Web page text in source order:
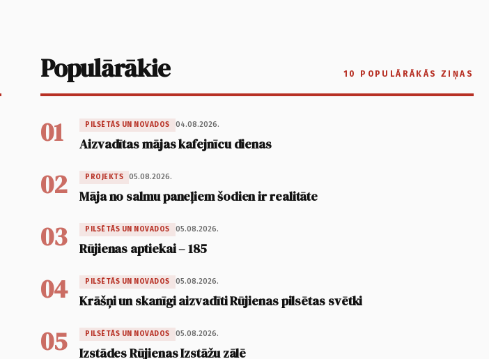
Populārākie 10 POPULĀRĀKĀS ZIŅAS
01 PILSĒTĀS UN NOVADOS 04.08.2026.
Aizvadītas mājas kafejnīcu dienas
02 PROJEKTS 05.08.2026.
Māja no salmu paneļiem šodien ir realitāte
03 PILSĒTĀS UN NOVADOS 05.08.2026.
Rūjienas aptiekai – 185
04 PILSĒTĀS UN NOVADOS 05.08.2026.
Krāšņi un skanīgi aizvadīti Rūjienas pilsētas svētki
05 PILSĒTĀS UN NOVADOS 05.08.2026.
Izstādes Rūjienas Izstāžu zālē